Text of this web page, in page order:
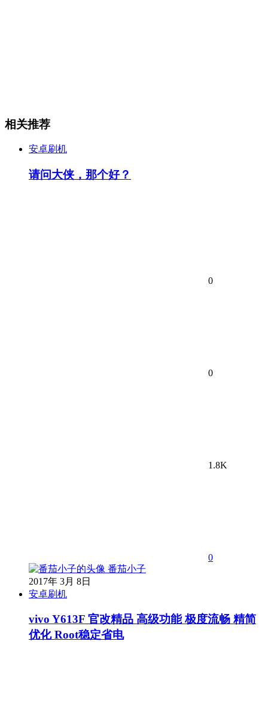
相关推荐
安卓刷机
请问大侠，那个好？
0
0
1.8K
0
番茄小子
2017年 3月 8日
安卓刷机
vivo Y613F 官改精品 高级功能 极度流畅 精简
优化 Root稳定省电